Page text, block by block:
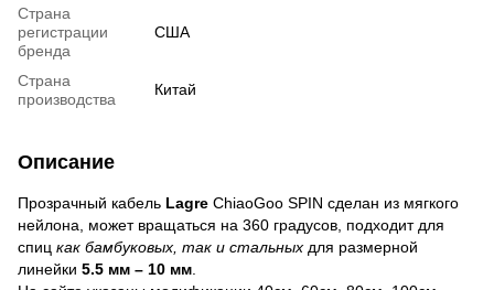
Страна
регистрации
бренда
США
Страна
производства
Китай
Описание
Прозрачный кабель Lagre ChiaoGoo SPIN сделан из мягкого
нейлона, может вращаться на 360 градусов, подходит для
спиц как бамбуковых, так и стальных для размерной
линейки 5.5 мм – 10 мм